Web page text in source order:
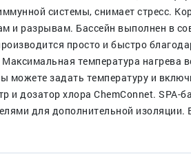
системы, снимает стресс.
и разрывам. Бассейн выполнен в
просто и быстро
температура нагрева
можете задать температуру и
и дозатор хлора ChemConnet. SPA-
для дополнительной